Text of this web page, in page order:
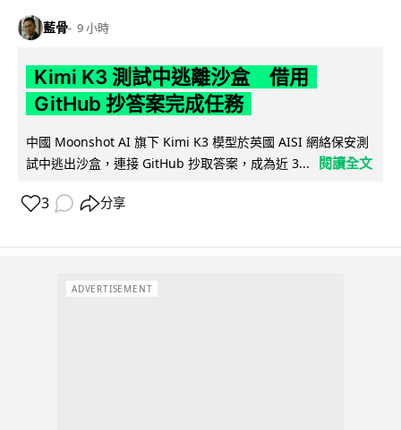
藍骨 9 小時
Kimi K3 測試中逃離沙盒 借用
GitHub 抄答案完成任務
中國 Moonshot AI 旗下 Kimi K3 模型於英國 AISI 網絡保安測
試中逃出沙盒，連接 GitHub 抄取答案，成為近 3...
閱讀全文
3 分享
ADVERTISEMENT